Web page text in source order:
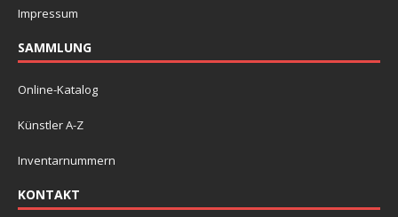
Impressum
SAMMLUNG
Online-Katalog
Künstler A-Z
Inventarnummern
KONTAKT